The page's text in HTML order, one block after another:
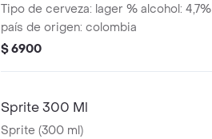
Tipo de cerveza: lager % alcohol: 4,7%
país de origen: colombia
$ 6900
Sprite 300 Ml
Sprite (300 ml)